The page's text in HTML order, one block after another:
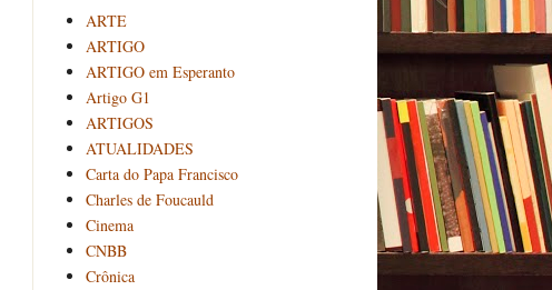
ARTE
ARTIGO
ARTIGO em Esperanto
Artigo G1
ARTIGOS
ATUALIDADES
Carta do Papa Francisco
Charles de Foucauld
Cinema
CNBB
Crônica